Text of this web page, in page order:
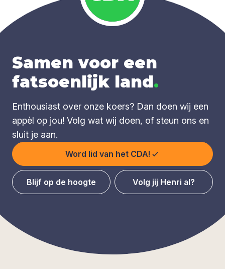
Samen voor een
fatsoenlijk land.
Enthousiast over onze koers? Dan doen wij een
appèl op jou! Volg wat wij doen, of steun ons en
sluit je aan.
Word lid van het CDA!
Blijf op de hoogte Volg jij Henri al?